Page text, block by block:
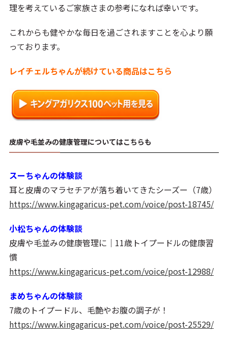
理を考えているご家族さまの参考になれば幸いです。
これからも健やかな毎日を過ごされますことを心より願
っております。
レイチェルちゃんが続けている商品はこちら
皮膚や毛並みの健康管理についてはこちらも
スーちゃんの体験談
耳と皮膚のマラセチアが落ち着いてきたシーズー（7歳）
https://www.kingagaricus-pet.com/voice/post-18745/
小松ちゃんの体験談
皮膚や毛並みの健康管理に｜11歳トイプードルの健康習
慣
https://www.kingagaricus-pet.com/voice/post-12988/
まめちゃんの体験談
7歳のトイプードル、毛艶やお腹の調子が！
https://www.kingagaricus-pet.com/voice/post-25529/